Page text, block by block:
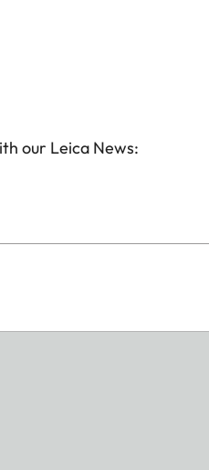
our Leica News: